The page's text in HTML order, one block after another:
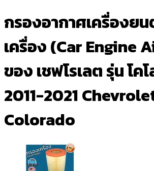
กรองอากาศเครื่องย
เครื่อง (Car Engine
ของ เชฟโรเลต รุ่น โค
2011-2021
Colorado